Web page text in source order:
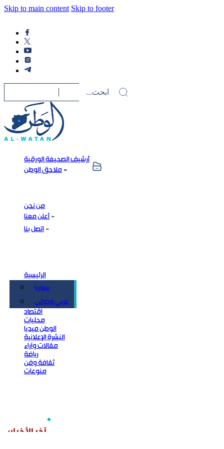
Skip to main content Skip to footer
أرشيف الصحيفة الورقية
ملاحق الوطن
من نحن
أعلن معنا
اتصل بنا
الرئيسية
سوريا
عربي ودولي
اقتصاد
محليات
الوطن ميديا
النشرة الإعلانية
مقالات وآراء
رياضة
ثقافة وفن
منوعات